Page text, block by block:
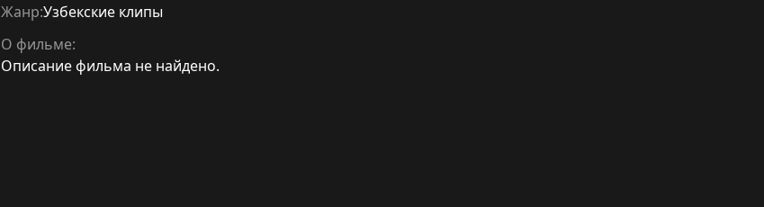
Жанр:Узбекские клипы
О фильме:
Описание фильма не найдено.